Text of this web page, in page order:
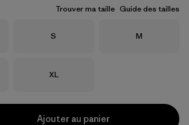
Trouver ma taille Guide des tailles
Taille
S Taille
M
Taille
XL
Ajouter au panier